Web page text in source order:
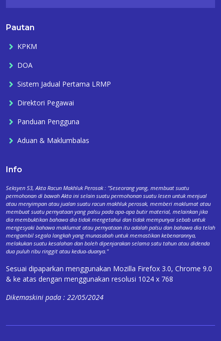
Pautan
KPKM
DOA
Sistem Jadual Pertama LRMP
Direktori Pegawai
Panduan Pengguna
Aduan & Maklumbalas
Info
Seksyen 53, Akta Racun Makhluk Perosak : "Seseorang yang, membuat suatu
permohonan di bawah Akta ini selain suatu permohonan suatu lesen untuk menjual
atau menyimpan atau jualan suatu racun makhluk perosak, memberi maklumat atau
membuat suatu pernyataan yang palsu pada apa-apa butir material, melainkan jika
dia membuktikan bahawa dia tidak mengetahui dan tidak mempunyai sebab untuk
mengesyaki bahawa maklumat atau pernyataan itu adalah palsu dan bahawa dia telah
mengambil segala langkah yang munasabah untuk memastikan kebenarannya,
melakukan suatu kesalahan dan boleh dipenjarakan selama satu tahun atau didenda
dua puluh ribu ringgit atau kedua-duanya."
Sesuai dipaparkan menggunakan Mozilla Firefox 3.0, Chrome 9.0
& ke atas dengan menggunakan resolusi 1024 x 768
Dikemaskini pada : 22/05/2024